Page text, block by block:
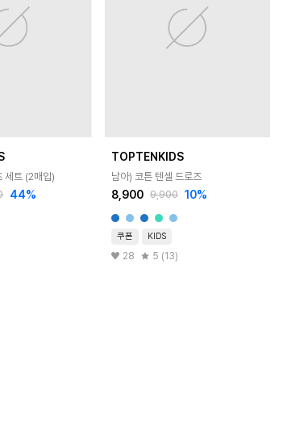
세트 (2매입)
44%
TOPTENKIDS
남아) 코튼 텐셀 드로즈
8,900 9,900 10%
쿠폰 KIDS
28 5 (13)